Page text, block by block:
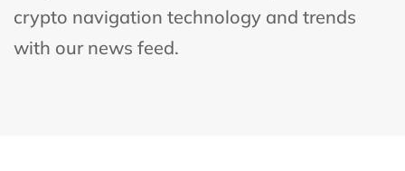
crypto navigation technology and trends
with our news feed.